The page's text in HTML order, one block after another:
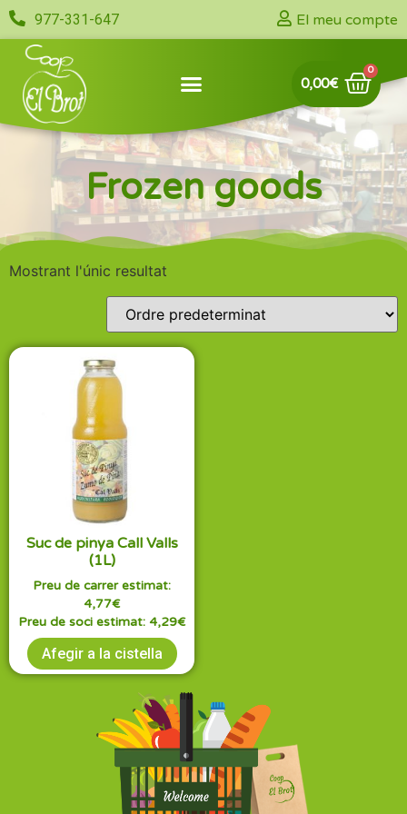
977-331-647 El meu compte
0,00€
Frozen goods
Mostrant l'únic resultat
Suc de pinya Call Valls
(1L)
Preu de carrer estimat:
4,77€
Preu de soci estimat: 4,29€
Afegir a la cistella